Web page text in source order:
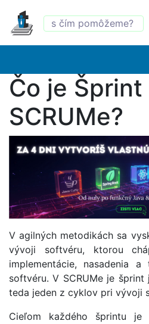
Čo je Šprint
SCRUMe?
V agilných metodikách sa
vývoji softvéru, ktorou
implementácie, nasadenia
softvéru. V SCRUMe je šprint
teda jeden z cyklov pri vývoji
Cieľom každého šprintu je